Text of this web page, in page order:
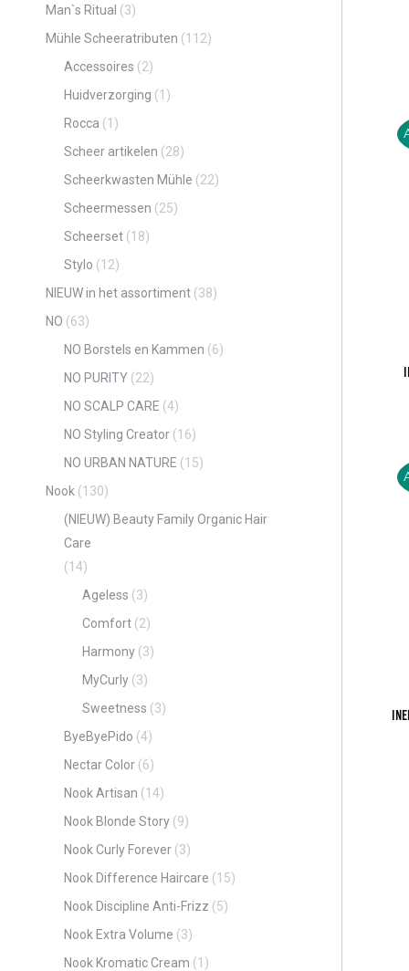
Man`s Ritual (3)
Mühle Scheeratributen (112)
Accessoires (2)
Huidverzorging (1)
Rocca (1)
Scheer artikelen (28)
Scheerkwasten Mühle (22)
Scheermessen (25)
Scheerset (18)
Stylo (12)
NIEUW in het assortiment (38)
NO (63)
NO Borstels en Kammen (6)
NO PURITY (22)
NO SCALP CARE (4)
NO Styling Creator (16)
NO URBAN NATURE (15)
Nook (130)
(NIEUW) Beauty Family Organic Hair
Care
(14)
Ageless (3)
Comfort (2)
Harmony (3)
MyCurly (3)
Sweetness (3)
ByeByePido (4)
Nectar Color (6)
Nook Artisan (14)
Nook Blonde Story (9)
Nook Curly Forever (3)
Nook Difference Haircare (15)
Nook Discipline Anti-Frizz (5)
Nook Extra Volume (3)
Nook Kromatic Cream (1)